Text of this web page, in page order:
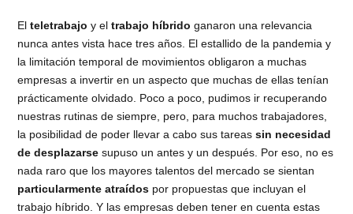
Elteletrabajo y eltrabajo híbridoganaron una relevancia
nunca antes vista hace tres años. El estallido de la pandemia y
la limitación temporal de movimientos obligaron a muchas
empresas a invertir en un aspecto que muchas de ellas tenían
prácticamente olvidado. Poco a poco, pudimos ir recuperando
nuestras rutinas de siempre, pero, para muchos trabajadores,
la posibilidad de poder llevar a cabo sus tareassin necesidad
de desplazarse supuso un antes y un después. Por eso, no es
nada raro que los mayores talentos del mercado se sientan
particularmente atraídos por propuestas que incluyan el
trabajo híbrido. Y las empresas deben tener en cuenta estas